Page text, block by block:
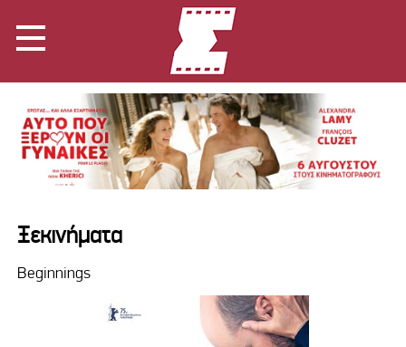
Ξεκινήματα
Beginnings